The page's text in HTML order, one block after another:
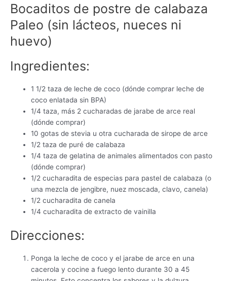
Bocaditos de postre de calabaza
Paleo (sin lácteos, nueces ni
huevo)
Ingredientes:
1 1/2 taza de leche de coco (dónde comprar leche de
coco enlatada sin BPA)
1/4 taza, más 2 cucharadas de jarabe de arce real
(dónde comprar)
10 gotas de stevia u otra cucharada de sirope de arce
1/2 taza de puré de calabaza
1/4 taza de gelatina de animales alimentados con pasto
(dónde comprar)
1/2 cucharadita de especias para pastel de calabaza (o
una mezcla de jengibre, nuez moscada, clavo, canela)
1/2 cucharadita de canela
1/4 cucharadita de extracto de vainilla
Direcciones:
Ponga la leche de coco y el jarabe de arce en una
cacerola y cocine a fuego lento durante 30 a 45